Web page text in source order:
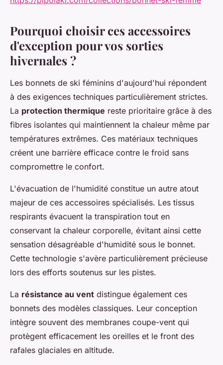
Pourquoi choisir ces accessoires
d'exception pour vos sorties
hivernales ?
Les bonnets de ski féminins d'aujourd'hui répondent
à des exigences techniques particulièrement strictes.
La protection thermique reste prioritaire grâce à des
fibres isolantes qui maintiennent la chaleur même par
températures extrêmes. Ces matériaux techniques
créent une barrière efficace contre le froid sans
compromettre le confort.
L'évacuation de l'humidité constitue un autre atout
majeur de ces accessoires spécialisés. Les tissus
respirants évacuent la transpiration tout en
conservant la chaleur corporelle, évitant ainsi cette
sensation désagréable d'humidité sous le bonnet.
Cette technologie s'avère particulièrement précieuse
lors des efforts soutenus sur les pistes.
La résistance au vent distingue également ces
bonnets des modèles classiques. Leur conception
intègre souvent des membranes coupe-vent qui
protègent efficacement les oreilles et le front des
rafales glaciales en altitude.